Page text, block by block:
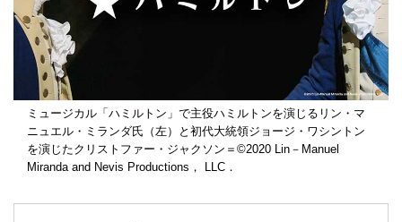
ミュージカル「ハミルトン」で主役ハミルトンを演じるリン・マ
ニュエル・ミランダ氏（左）と初代大統領ジョージ・ワシントン
を演じたクリストファー・ジャクソン＝©2020 Lin－Manuel
Miranda and Nevis Productions， LLC．